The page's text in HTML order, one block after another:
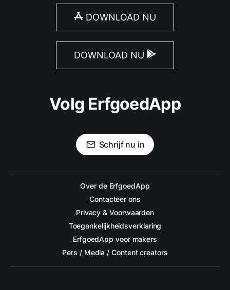
DOWNLOAD NU
DOWNLOAD NU
Volg ErfgoedApp
Schrijf nu in
Over de ErfgoedApp
Contacteer ons
Privacy & Voorwaarden
Toegankelijkheidsverklaring
ErfgoedApp voor makers
Pers / Media / Content creators